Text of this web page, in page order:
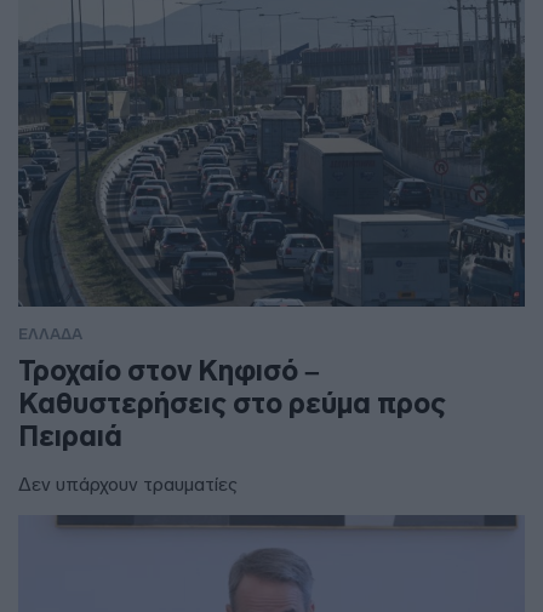
ΕΛΛΑΔΑ
Τροχαίο στον Κηφισό –
Καθυστερήσεις στο ρεύμα προς
Πειραιά
Δεν υπάρχουν τραυματίες